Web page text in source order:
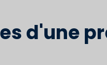
d'une